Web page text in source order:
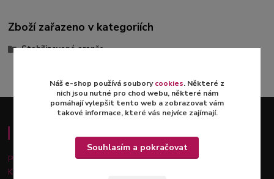
Zboží zařazeno v kategoriích
Stabilizované aranže
Důležité informace
Platba a doprava
Kontakty
Náš e-shop používá souborycookies. Některé z
nich jsou nutné pro chod webu, některé nám
pomáhají vylepšit tento web a zobrazovat vám
takové informace, které vás nejvíce zajímají.
Souhlasím a pokračovat